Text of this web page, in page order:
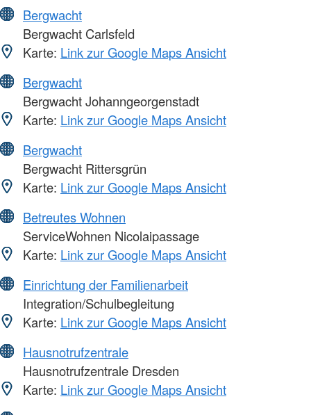
Bergwacht
Bergwacht Carlsfeld
Karte: Link zur Google Maps Ansicht
Bergwacht
Bergwacht Johanngeorgenstadt
Karte: Link zur Google Maps Ansicht
Bergwacht
Bergwacht Rittersgrün
Karte: Link zur Google Maps Ansicht
Betreutes Wohnen
ServiceWohnen Nicolaipassage
Karte: Link zur Google Maps Ansicht
Einrichtung der Familienarbeit
Integration/Schulbegleitung
Karte: Link zur Google Maps Ansicht
Hausnotrufzentrale
Hausnotrufzentrale Dresden
Karte: Link zur Google Maps Ansicht